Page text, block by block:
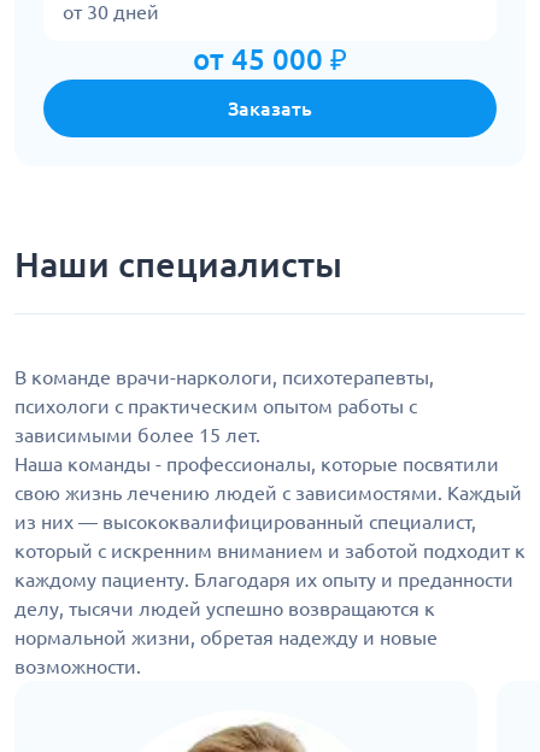
от 30 дней
от 45 000 ₽
Заказать
Наши специалисты
В команде врачи-наркологи, психотерапевты,
психологи с практическим опытом работы с
зависимыми более 15 лет.
Наша команды - профессионалы, которые посвятили
свою жизнь лечению людей с зависимостями. Каждый
из них — высококвалифицированный специалист,
который с искренним вниманием и заботой подходит к
каждому пациенту. Благодаря их опыту и преданности
делу, тысячи людей успешно возвращаются к
нормальной жизни, обретая надежду и новые
возможности.